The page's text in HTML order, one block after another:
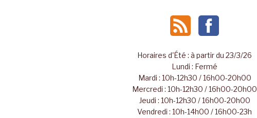
Horaires d'Été : à partir du 23/3/26
Lundi : Fermé
Mardi : 10h-12h30 / 16h00-20h00
Mercredi : 10h-12h30 / 16h00-20h00
Jeudi : 10h-12h30 / 16h00-20h00
Vendredi : 10h-14h00 / 16h00-23h